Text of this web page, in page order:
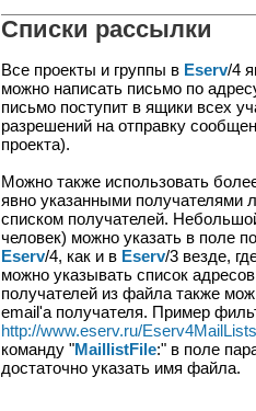
Списки рассылки
Все проекты и группы в Eserv/4
можно написать письмо по
письмо поступит в ящики всех
разрешений на отправку
проекта).
Можно также использовать
явно указанными получателями
списком получателей.
человек) можно указать в поле
Eserv/4, как и в Eserv/3 везде,
можно указывать список
получателей из файла также
email'а получателя. Пример
http://www.eserv.ru/Eserv4MailLists
команду "MaillistFile:" в поле
достаточно указать имя файла.